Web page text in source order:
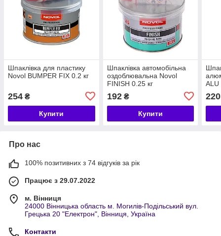
Шпаклівка для пластику
Novol BUMPER FIX 0.2 кг
254 ₴
Купити
Шпаклівка автомобільна
оздоблювальна Novol
FINISH 0.25 кг
192₴
Купити
ALU
220
Про нас
100% позитивних з 74 відгуків за рік
Працює з 29.07.2022
м. Вінниця
24000 Вінницька область м. Могилів-Подільський вул.
Грецька 20 "Електрон", Вінниця, Україна
Контакти